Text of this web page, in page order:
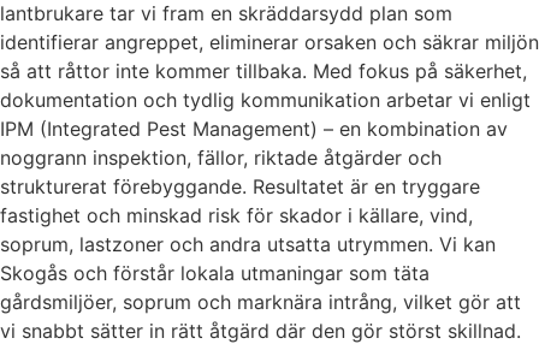
lantbrukare tar vi fram en skräddarsydd plan som
identifierar angreppet, eliminerar orsaken och säkrar miljön
så att råttor inte kommer tillbaka. Med fokus på säkerhet,
dokumentation och tydlig kommunikation arbetar vi enligt
IPM (Integrated Pest Management) – en kombination av
noggrann inspektion, fällor, riktade åtgärder och
strukturerat förebyggande. Resultatet är en tryggare
fastighet och minskad risk för skador i källare, vind,
soprum, lastzoner och andra utsatta utrymmen. Vi kan
Skogås och förstår lokala utmaningar som täta
gårdsmiljöer, soprum och marknära intrång, vilket gör att
vi snabbt sätter in rätt åtgärd där den gör störst skillnad.